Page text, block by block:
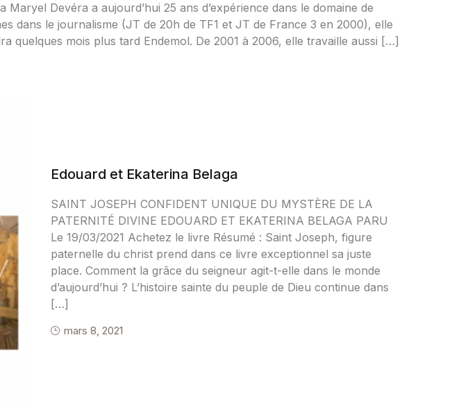
Devéra a aujourd’hui 25 ans d’expérience dans le domaine de
dans le journalisme (JT de 20h de TF1 et JT de France 3 en 2000), elle
quelques mois plus tard Endemol. De 2001 à 2006, elle travaille aussi […]
Edouard et Ekaterina Belaga
SAINT JOSEPH CONFIDENT UNIQUE DU MYSTÈRE DE LA
PATERNITÉ DIVINE EDOUARD ET EKATERINA BELAGA PARU
Le 19/03/2021 Achetez le livre Résumé : Saint Joseph, figure
paternelle du christ prend dans ce livre exceptionnel sa juste
place. Comment la grâce du seigneur agit-t-elle dans le monde
d’aujourd’hui ? L’histoire sainte du peuple de Dieu continue dans
[…]
mars 8, 2021